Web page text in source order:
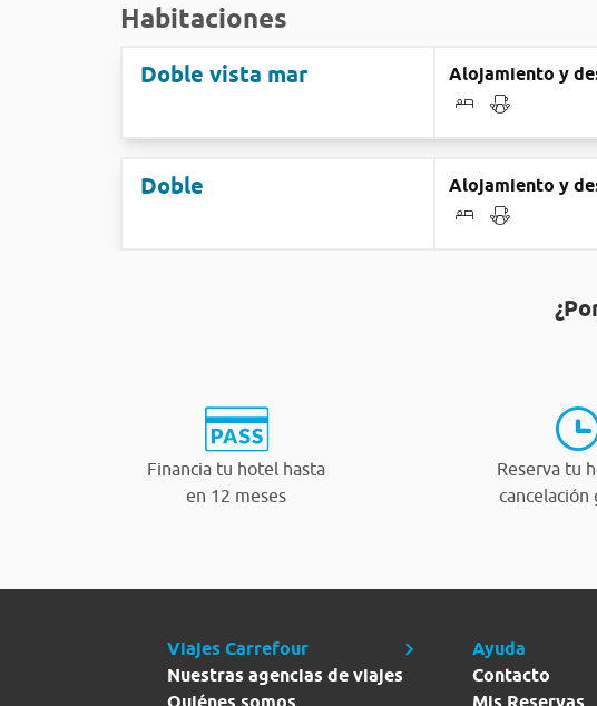
Habitaciones
Doble vista mar Alojamiento y
Doble Alojamiento y
Financia tu hotel hasta
en 12 meses
Reserva tu
cancelación
Viajes Carrefour
Nuestras agencias de viajes
Ayuda
Contacto